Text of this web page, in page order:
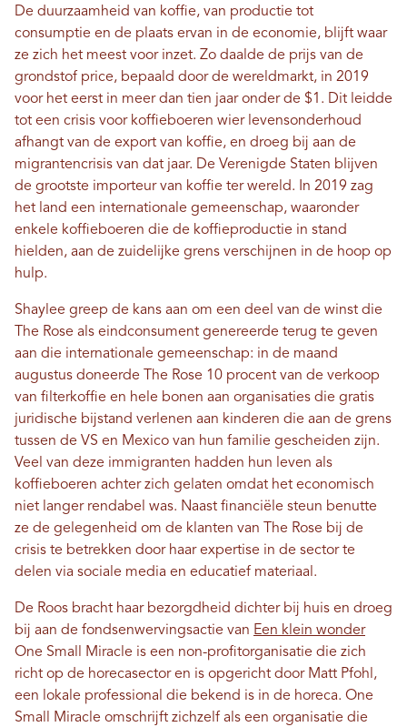
De duurzaamheid van koffie, van productie tot
consumptie en de plaats ervan in de economie, blijft waar
ze zich het meest voor inzet. Zo daalde de prijs van de
grondstof price, bepaald door de wereldmarkt, in 2019
voor het eerst in meer dan tien jaar onder de $1. Dit leidde
tot een crisis voor koffieboeren wier levensonderhoud
afhangt van de export van koffie, en droeg bij aan de
migrantencrisis van dat jaar. De Verenigde Staten blijven
de grootste importeur van koffie ter wereld. In 2019 zag
het land een internationale gemeenschap, waaronder
enkele koffieboeren die de koffieproductie in stand
hielden, aan de zuidelijke grens verschijnen in de hoop op
hulp.
Shaylee greep de kans aan om een ​​deel van de winst die
The Rose als eindconsument genereerde terug te geven
aan die internationale gemeenschap: in de maand
augustus doneerde The Rose 10 procent van de verkoop
van filterkoffie en hele bonen aan organisaties die gratis
juridische bijstand verlenen aan kinderen die aan de grens
tussen de VS en Mexico van hun familie gescheiden zijn.
Veel van deze immigranten hadden hun leven als
koffieboeren achter zich gelaten omdat het economisch
niet langer rendabel was. Naast financiële steun benutte
ze de gelegenheid om de klanten van The Rose bij de
crisis te betrekken door haar expertise in de sector te
delen via sociale media en educatief materiaal.
De Roos bracht haar bezorgdheid dichter bij huis en droeg
bij aan de fondsenwervingsactie van Een klein wonder
One Small Miracle is een non-profitorganisatie die zich
richt op de horecasector en is opgericht door Matt Pfohl,
een lokale professional die bekend is in de horeca. One
Small Miracle omschrijft zichzelf als een organisatie die